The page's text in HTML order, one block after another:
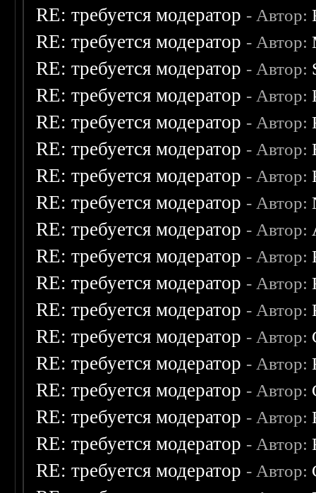
RE: требуется модератор - Автор:
RE: требуется модератор - Автор:
RE: требуется модератор - Автор:
RE: требуется модератор - Автор:
RE: требуется модератор - Автор:
RE: требуется модератор - Автор:
RE: требуется модератор - Автор:
RE: требуется модератор - Автор:
RE: требуется модератор - Автор:
RE: требуется модератор - Автор:
RE: требуется модератор - Автор:
RE: требуется модератор - Автор:
RE: требуется модератор - Автор:
RE: требуется модератор - Автор:
RE: требуется модератор - Автор:
RE: требуется модератор - Автор:
RE: требуется модератор - Автор:
RE: требуется модератор - Автор: